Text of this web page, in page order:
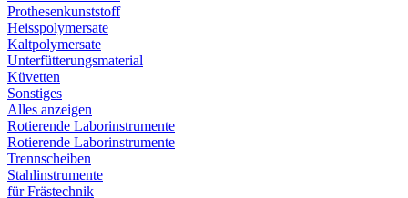
Prothesenkunststoff
Heisspolymersate
Kaltpolymersate
Unterfütterungsmaterial
Küvetten
Sonstiges
Alles anzeigen
Rotierende Laborinstrumente
Rotierende Laborinstrumente
Trennscheiben
Stahlinstrumente
für Frästechnik